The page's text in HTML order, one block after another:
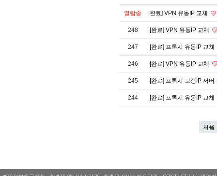
열람중 완료] VPN 유동IP 교체
248 [완료] VPN 유동IP 교체
247 [완료] 프록시 유동IP 교체
246 [완료] VPN 유동IP 교체
245 [완료] 프록시 고정IP 서
244 [완료] 프록시 유동IP 교체
처음